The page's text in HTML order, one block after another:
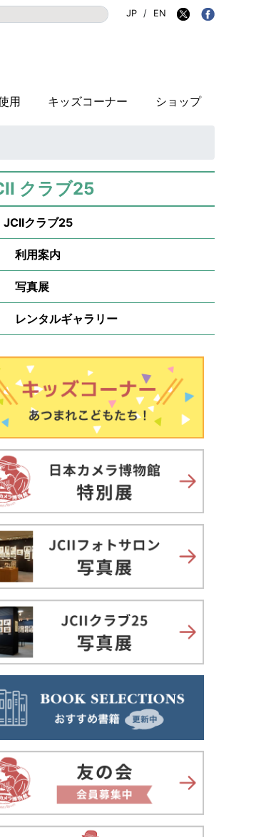
用 キッズコーナー ショップ
JP / EN
クラブ25
JCIIクラブ25
利用案内
写真展
レンタルギャラリー